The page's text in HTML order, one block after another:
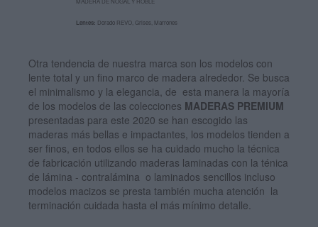
Lentes: Dorado REVO, Grises, Marrones
Otra tendencia de nuestra marca son los modelos con
lente total y un fino marco de madera alrededor. Se busca
el minimalismo y la elegancia, de esta manera la mayoría
de los modelos de las colecciones MADERAS PREMIUM
presentadas para este 2020 se han escogido las
maderas más bellas e impactantes, los modelos tienden a
ser finos, en todos ellos se ha cuidado mucho la técnica
de fabricación utilizando maderas laminadas con la ténica
de lámina - contralámina o laminados sencillos incluso
modelos macizos se presta también mucha atención la
terminación cuidada hasta el más mínimo detalle.